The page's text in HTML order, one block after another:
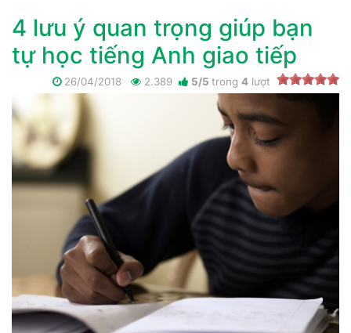
4 lưu ý quan trọng giúp bạn
tự học tiếng Anh giao tiếp
26/04/2018 2.389 5/5 trong 4 lượt